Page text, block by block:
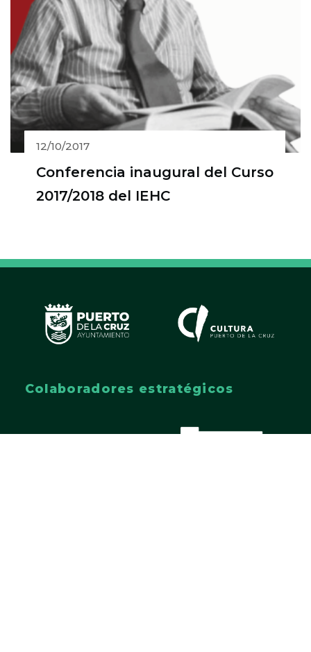
12/10/2017
Conferencia inaugural del Curso
2017/2018 del IEHC
Colaboradores estratégicos